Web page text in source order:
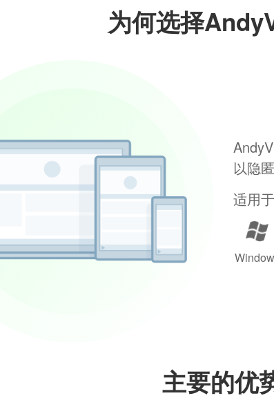
为何选择
以隐
适用于
主要的优